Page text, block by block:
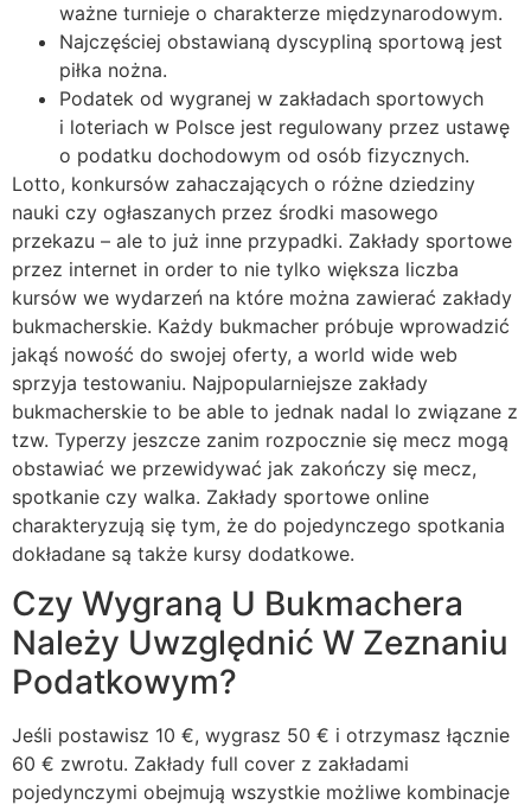
ważne turnieje o charakterze międzynarodowym.
Najczęściej obstawianą dyscypliną sportową jest
piłka nożna.
Podatek od wygranej w zakładach sportowych
i loteriach w Polsce jest regulowany przez ustawę
o podatku dochodowym od osób fizycznych.
Lotto, konkursów zahaczających o różne dziedziny
nauki czy ogłaszanych przez środki masowego
przekazu – ale to już inne przypadki. Zakłady sportowe
przez internet in order to nie tylko większa liczba
kursów we wydarzeń na które można zawierać zakłady
bukmacherskie. Każdy bukmacher próbuje wprowadzić
jakąś nowość do swojej oferty, a world wide web
sprzyja testowaniu. Najpopularniejsze zakłady
bukmacherskie to be able to jednak nadal lo związane z
tzw. Typerzy jeszcze zanim rozpocznie się mecz mogą
obstawiać we przewidywać jak zakończy się mecz,
spotkanie czy walka. Zakłady sportowe online
charakteryzują się tym, że do pojedynczego spotkania
dokładane są także kursy dodatkowe.
Czy Wygraną U Bukmachera
Należy Uwzględnić W Zeznaniu
Podatkowym?
Jeśli postawisz 10 €, wygrasz 50 € i otrzymasz łącznie
60 € zwrotu. Zakłady full cover z zakładami
pojedynczymi obejmują wszystkie możliwe kombinacje